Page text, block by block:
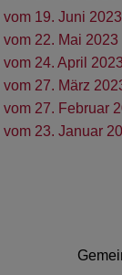
19. Juni 2023
22. Mai 2023
24. April 2023
27. März
27. Februar
23. Januar